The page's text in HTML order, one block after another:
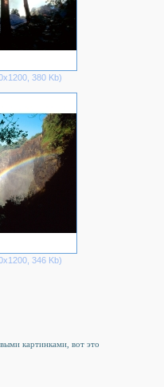
380 Kb)
346 Kb)
картинками, вот это